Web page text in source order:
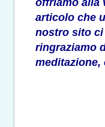
articolo che
nostro sito
ringraziamo
meditazione,